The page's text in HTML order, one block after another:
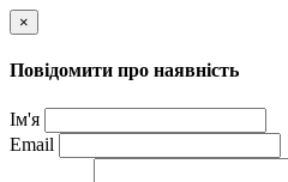
×
Повідомити про наявність
Ім'я
Email